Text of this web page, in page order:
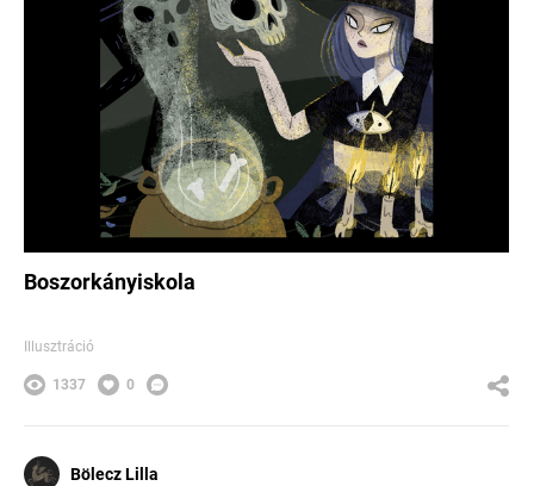
Boszorkányiskola
Illusztráció
1337 0
Bölecz Lilla